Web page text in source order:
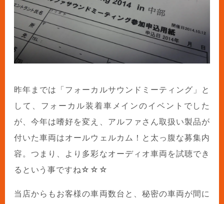
昨年までは「フォーカルサウンドミーティング」と
して、フォーカル装着車メインのイベントでした
が、今年は嗜好を変え、アルファさん取扱い製品が
付いた車両はオールウェルカム！と太っ腹な募集内
容。つまり、より多彩なオーディオ車両を試聴でき
るという事ですね☆☆☆
当店からもお客様の車両数台と、秘密の車両が間に